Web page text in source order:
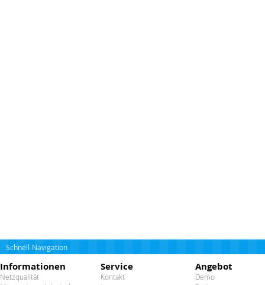
Schnell-Navigation
Informationen
Netzqualität
Service
Kontakt
Angebot
Demo